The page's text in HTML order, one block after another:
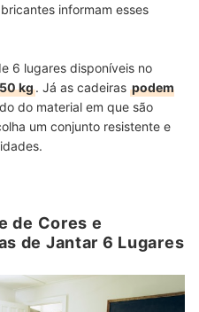
informam esses
6 lugares disponíveis no
kg. Já as cadeiras podem
do material em que são
um conjunto resistente e
de Cores e
de Jantar 6 Lugares